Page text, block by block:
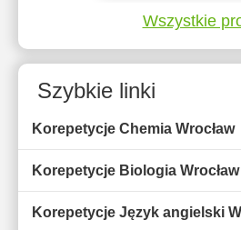
Wszystkie
Szybkie linki
Korepetycje Chemia Wrocław
Korepetycje Biologia Wrocław
Korepetycje Język angielski